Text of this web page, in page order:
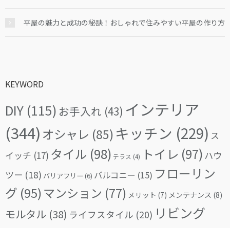
平屋の魅力と成功の秘訣！おしゃれで住みやすい平屋の作り方
KEYWORD
DIY (115) お手入れ (43) インテリア
(344) オシャレ (85) キッチン (229) ス
イッチ (17) タイル (98) テラス (4) トイレ (97) ハウ
ツー (18) バリアフリー (6) バルコニー (15) フローリン
グ (95)マンション (77) メリット (7) メンテナンス (8)
モルタル (38) ライフスタイル (20) リビング